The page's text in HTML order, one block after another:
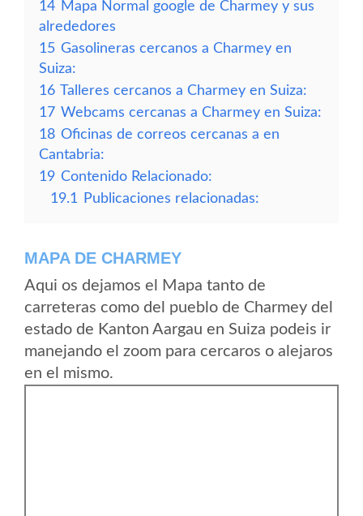
14 Mapa Normal google de Charmey y sus
alrededores
15 Gasolineras cercanos a Charmey en
Suiza:
16 Talleres cercanos a Charmey en Suiza:
17 Webcams cercanas a Charmey en Suiza:
18 Oficinas de correos cercanas a en
Cantabria:
19 Contenido Relacionado:
19.1
Publicaciones relacionadas:
MAPA DE CHARMEY
Aqui os dejamos el Mapa tanto de
carreteras como del pueblo de Charmey del
estado de Kanton Aargau en Suiza podeis ir
manejando el zoom para cercaros o alejaros
en el mismo.